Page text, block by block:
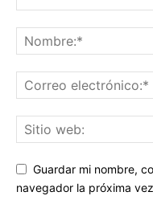
Guardar mi nombre,
navegador la próxima